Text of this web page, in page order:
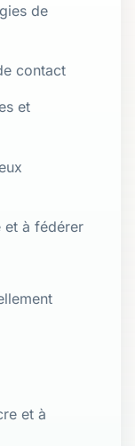
de
contact
et
et à fédérer
et à